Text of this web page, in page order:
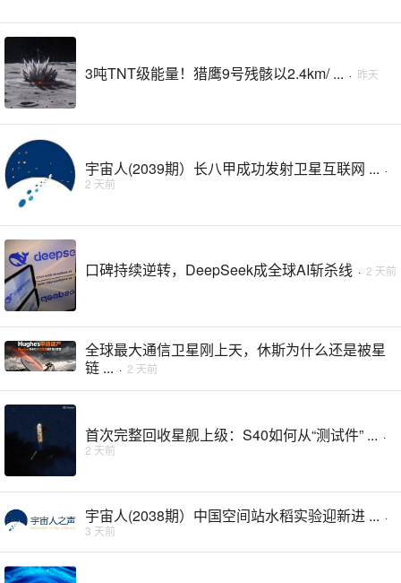
3吨TNT级能量！猎鹰9号残骸以2.4km/ ... · 昨天
宇宙人(2039期）长八甲成功发射卫星互联网 ... ·
2 天前
口碑持续逆转，DeepSeek成全球AI斩杀线 · 2 天前
全球最大通信卫星刚上天，休斯为什么还是被星
链 ... · 2 天前
首次完整回收星舰上级：S40如何从“测试件” ... ·
2 天前
宇宙人(2038期）中国空间站水稻实验迎新进 ... ·
3 天前